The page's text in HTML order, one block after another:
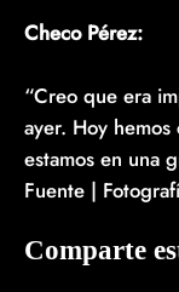
Checo Pérez:
“Creo que era
ayer. Hoy
estamos en una
Fuente |
Comparte